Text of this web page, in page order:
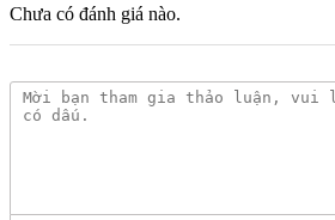
Chưa có đánh giá nào.